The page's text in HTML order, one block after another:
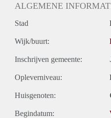
ALGEMENE
Stad
Wijk/buurt:
Inschrijven gemeente:
Opleverniveau:
Huisgenoten:
Begindatum: